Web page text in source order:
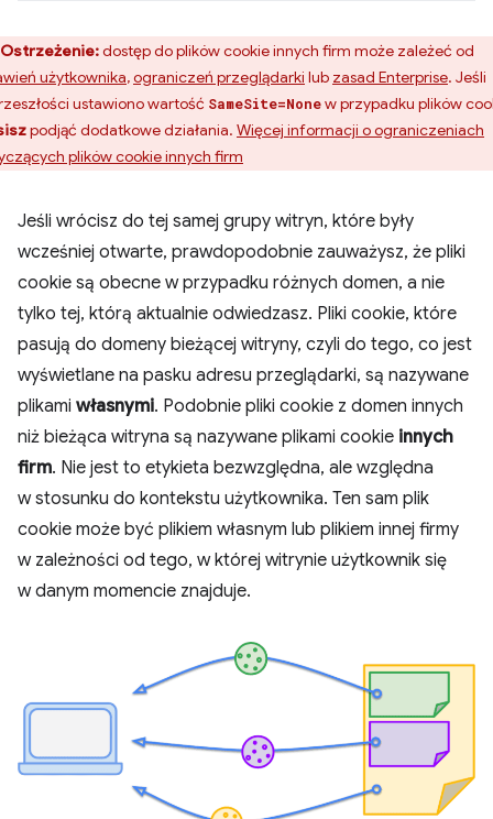
Ostrzeżenie:dostęp do plików cookie innych firm może zależeć od
użytkownika,ograniczeń przeglądarki lub zasad Enterprise. Jeśli
ustawiono wartość SameSite=Nonew przypadku plików
podjąć dodatkowe działania. Więcej informacji o ograniczeniach
plików cookie innych firm
Jeśli wrócisz do tej samej grupy witryn, które były
wcześniej otwarte, prawdopodobnie zauważysz, że pliki
cookie są obecne w przypadku różnych domen, a nie
tylko tej, którą aktualnie odwiedzasz. Pliki cookie, które
pasują do domeny bieżącej witryny, czyli do tego, co jest
wyświetlane na pasku adresu przeglądarki, są nazywane
plikami własnymi. Podobnie pliki cookie z domen innych
niż bieżąca witryna są nazywane plikami cookie innych
firm. Nie jest to etykieta bezwzględna, ale względna
w stosunku do kontekstu użytkownika. Ten sam plik
cookie może być plikiem własnym lub plikiem innej firmy
w zależności od tego, w której witrynie użytkownik się
w danym momencie znajduje.